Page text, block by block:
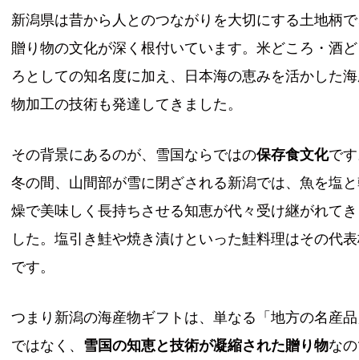
新潟県は昔から人とのつながりを大切にする土地柄
贈り物の文化が深く根付いています。米どころ・酒
ろとしての知名度に加え、日本海の恵みを活かした
物加工の技術も発達してきました。
その背景にあるのが、雪国ならではの保存食文化で
冬の間、山間部が雪に閉ざされる新潟では、魚を塩
燥で美味しく長持ちさせる知恵が代々受け継がれて
した。塩引き鮭や焼き漬けといった鮭料理はその代
です。
つまり新潟の海産物ギフトは、単なる「地方の名産
ではなく、 雪国の知恵と技術が凝縮された贈り物な